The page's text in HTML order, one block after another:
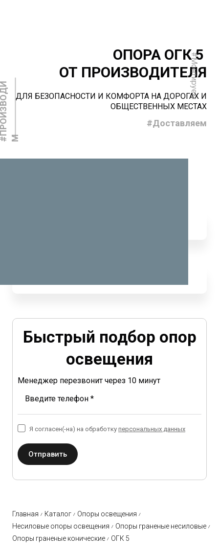
#Монтируем
М
ОПОРА ОГК 5
ОТ ПРОИЗВОДИТЕЛЯ
ДЛЯ БЕЗОПАСНОСТИ И КОМФОРТА НА ДОРОГАХ И
ОБЩЕСТВЕННЫХ МЕСТАХ
#Доставляем
Быстрый подбор опор
освещения
Менеджер перезвонит через 10 минут
Введите телефон *
Отправить
Я согласен(-на) на обработку персональных данных
Главная Каталог
Опоры освещения
Несиловые опоры освещения
Опоры граненые несиловые
Опоры граненые конические
ОГК 5